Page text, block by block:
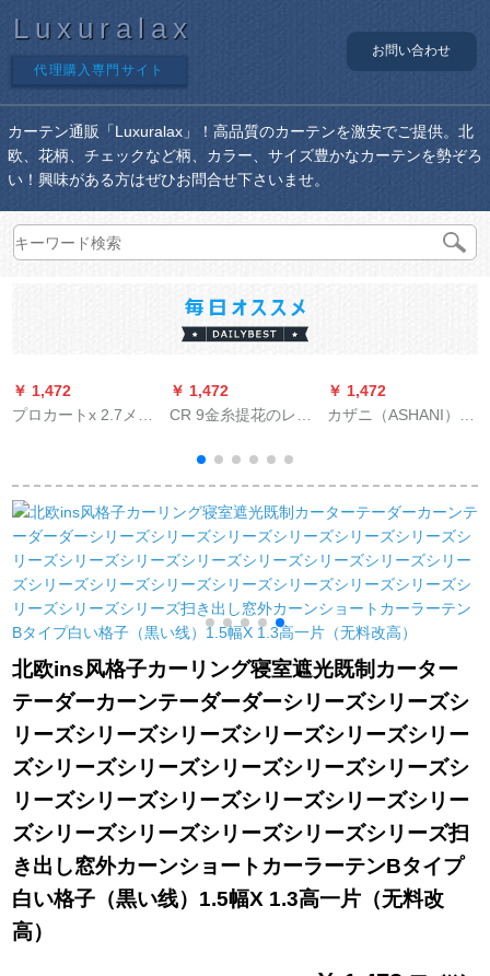
Luxuralax
代理購入専門サイト
お問い合わせ
カーテン通販「Luxuralax」！高品質のカーテンを激安でご提供。北
欧、花柄、チェックなど柄、カラー、サイズ豊かなカーテンを勢ぞろ
い！興味がある方はぜひお問合せ下さいませ。
￥ 1,472
プロカートx 2.7メト
￥ 1,472
CR 9金糸提花のレン
式遮光リービ寝室バ
ーム
￥ 1,472
カザニ（ASHANI）オ
式ビエング寝室茶室
ヨガムオーオーオー
オーストリア花舞う
蝶优雅小森系図B
0025-森系花卉纱/オ
カーン
北欧ins风格子カーリング寝室遮光既制カーター
テーダーカーンテーダーダーシリーズシリーズシ
リーズシリーズシリーズシリーズシリーズシリー
ズシリーズシリーズシリーズシリーズシリーズシ
リーズシリーズシリーズシリーズシリーズシリー
ズシリーズシリーズシリーズシリーズシリーズ扫
き出し窓外カーンショートカーラーテンBタイプ
白い格子（黒い线）1.5幅X 1.3高一片（无料改
高）